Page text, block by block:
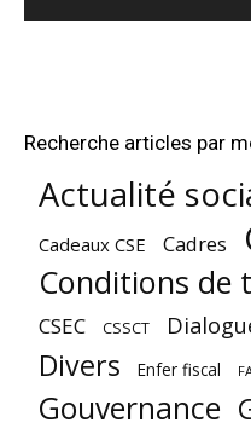
Recherche articles par
Actualité
Cadeaux CSE Cadres
Conditions de
CSEC CSSCT
Divers Enfer fiscal
Gouvernance